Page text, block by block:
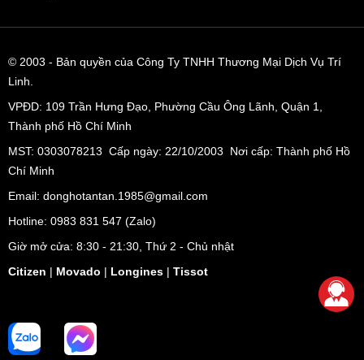
© 2003 - Bản quyền của Công Ty TNHH Thương Mại Dịch Vụ Trí
Linh.
VPĐD: 109 Trần Hưng Đạo, Phường Cầu Ông Lãnh, Quận 1,
Thành phố Hồ Chí Minh
MST: 0303078213 Cấp ngày: 22/10/2003 Nơi cấp: Thành phố Hồ
Chí Minh
Email: donghotantan.1985@gmail.com
Hotline: 0983 831 547 (Zalo)
Giờ mở cửa: 8:30 - 21:30, Thứ 2 - Chủ nhật
Citizen | Movado | Longines | Tissot